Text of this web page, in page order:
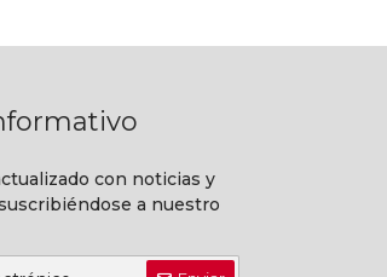
con noticias y
a nuestro